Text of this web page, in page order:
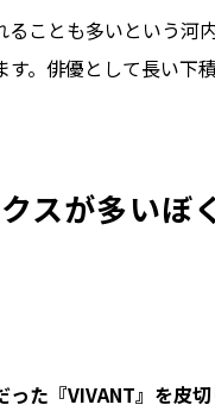
ることも多いという
す。俳優として長い下
スが多いぼ
た『VIVANT』を皮